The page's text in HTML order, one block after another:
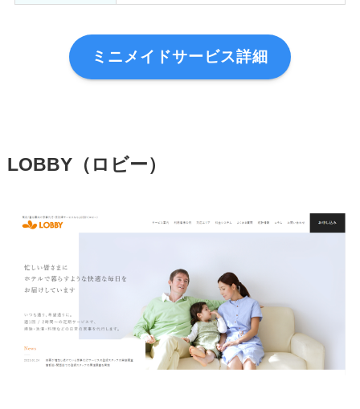
ミニメイドサービス詳細
LOBBY（ロビー）